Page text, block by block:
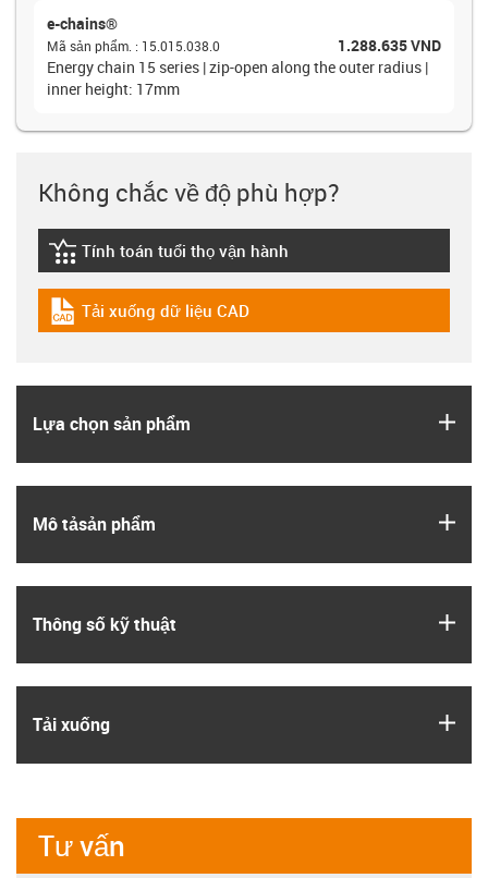
e-chains®
Mã sản phẩm. : 15.015.038.0
1.288.635 VND
Energy chain 15 series | zip-open along the outer radius |
inner height: 17mm
Không chắc về độ phù hợp?
igus-icon-lebensdauerrechner
Tính toán tuổi thọ vận hành
igus-icon-cad-dateien
Tải xuống dữ liệu CAD
Lựa chọn sản phẩm
Mô tả­sản phẩm
Thông số kỹ thuật
Tải xuống
Tư vấn